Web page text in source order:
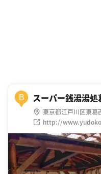
B スーパー銭湯湯処
東京都江戸川区東葛
http://